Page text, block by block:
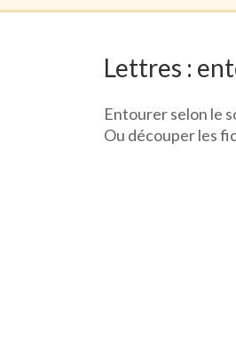
Lettres :
Entourer selon le
Ou découper les